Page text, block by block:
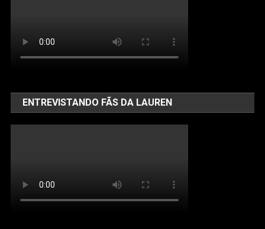
ENTREVISTANDO FÃS DA LAUREN